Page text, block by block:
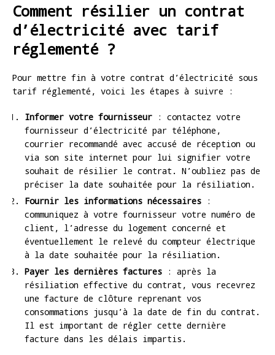
Comment résilier un contrat
d’électricité avec tarif
réglementé ?
Pour mettre fin à votre contrat d’électricité sous
tarif réglementé, voici les étapes à suivre :
Informer votre fournisseur : contactez votre
fournisseur d’électricité par téléphone,
courrier recommandé avec accusé de réception ou
via son site internet pour lui signifier votre
souhait de résilier le contrat. N’oubliez pas de
préciser la date souhaitée pour la résiliation.
Fournir les informations nécessaires :
communiquez à votre fournisseur votre numéro de
client, l’adresse du logement concerné et
éventuellement le relevé du compteur électrique
à la date souhaitée pour la résiliation.
Payer les dernières factures : après la
résiliation effective du contrat, vous recevrez
une facture de clôture reprenant vos
consommations jusqu’à la date de fin du contrat.
Il est important de régler cette dernière
facture dans les délais impartis.